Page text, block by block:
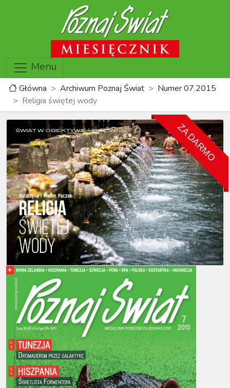
Menu
Główna Archiwum Poznaj Świat
Numer 07.2015
Religia świętej wody
ZA DARMO